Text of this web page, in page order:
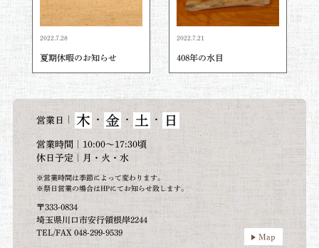
2022.7.28
夏期休暇のお知らせ
2022.7.21
408年の水目
営業日 木 ・ 金 ・ 土 ・ 日
営業時間｜10:00～17:30頃
休日予定｜月・火・水
※営業時間は季節によって変わります。
※祭日営業の場合はHPにてお知らせ致します。
〒333-0834
埼玉県川口市安行領根岸2244
TEL/FAX 048-299-9539
Map